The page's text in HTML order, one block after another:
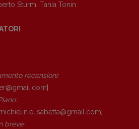
Sturm, Tania Tonin
recensioni:
:
breve: